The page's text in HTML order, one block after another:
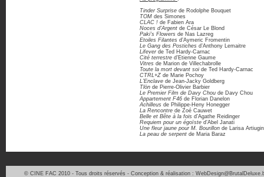
Tinder Surprise de Rodolphe Bouquet
TOM des Simones
CLAC ! de Fabien Ara
Noces d’Argent de César Le Blond
Paki’s Flowers de Nas Lazreg
Etoiles Filantes d’Aymeric Fromentin
Le Gang des Postiches d’Anthony Lemaitre
Lifever de Ted Hardy-Carnac
Cité terrestre d’Etienne Gaume
Vitres de Marion de Villechabrolle
Toute la mort devant soi de Ted Hardy-Carnac
CTRL+Z de Marie Pochoy
L’Enclave de Jean-Jacky Goldberg
Tlön de Pierre-Olivier Barbier
Le Premier Film de Davy Chou de Davy Chou
Appartement F46 de Florian Danelon
Achilleus de Philippe-Heny Honegger
La Rencontre de Zoé Cauwet
Belle et Bête à la fois d’Agathe Reidinger
Requiem pour un égoïste d’Abel Janati
Une fleur jaune pour M. Bourillon de Larisa
La peau de serpent de Maria Baraz
© CINE FAC 2010 - Tous droits réservés - Conception & réalisation :